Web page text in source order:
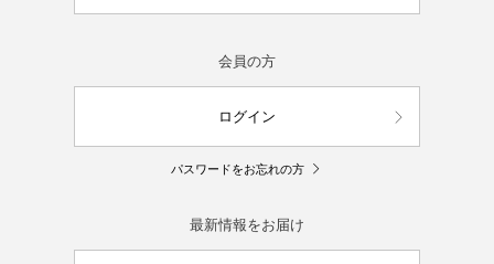
会員の方
ログイン
パスワードをお忘れの方
最新情報をお届け